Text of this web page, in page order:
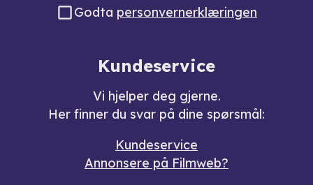
Godta personvernerklæringen
Kundeservice
Vi hjelper deg gjerne.
Her finner du svar på dine spørsmål:
Kundeservice
Annonsere på Filmweb?